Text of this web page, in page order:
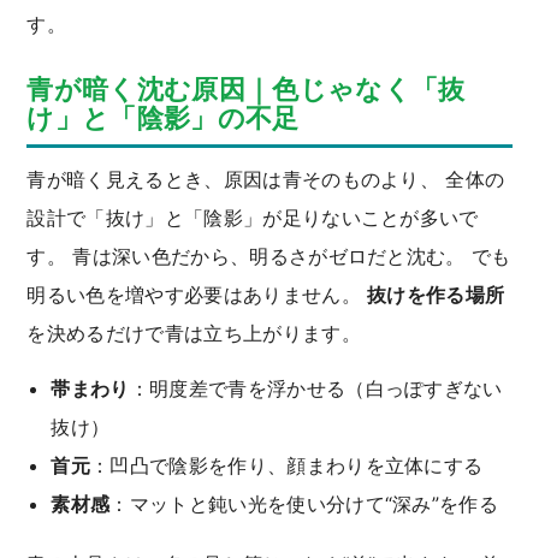
す。
青が暗く沈む原因｜色じゃなく「抜
け」と「陰影」の不足
青が暗く見えるとき、原因は青そのものより、 全体の
設計で「抜け」と「陰影」が足りないことが多いで
す。 青は深い色だから、明るさがゼロだと沈む。 でも
明るい色を増やす必要はありません。抜けを作る場所
を決めるだけで青は立ち上がります。
帯まわり ：明度差で青を浮かせる（白っぽすぎない
抜け）
首元 ：凹凸で陰影を作り、顔まわりを立体にする
素材感：マットと鈍い光を使い分けて“深み”を作る